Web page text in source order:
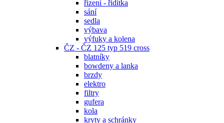
řízení - řidítka
sání
sedla
výbava
výfuky a kolena
ČZ - ČZ 125 typ 519 cross
blatníky
bowdeny a lanka
brzdy
elektro
filtry
gufera
kola
kryty a schránky